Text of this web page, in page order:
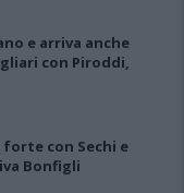
e arriva anche
con Piroddi,
forte con Sechi e
Bonfigli